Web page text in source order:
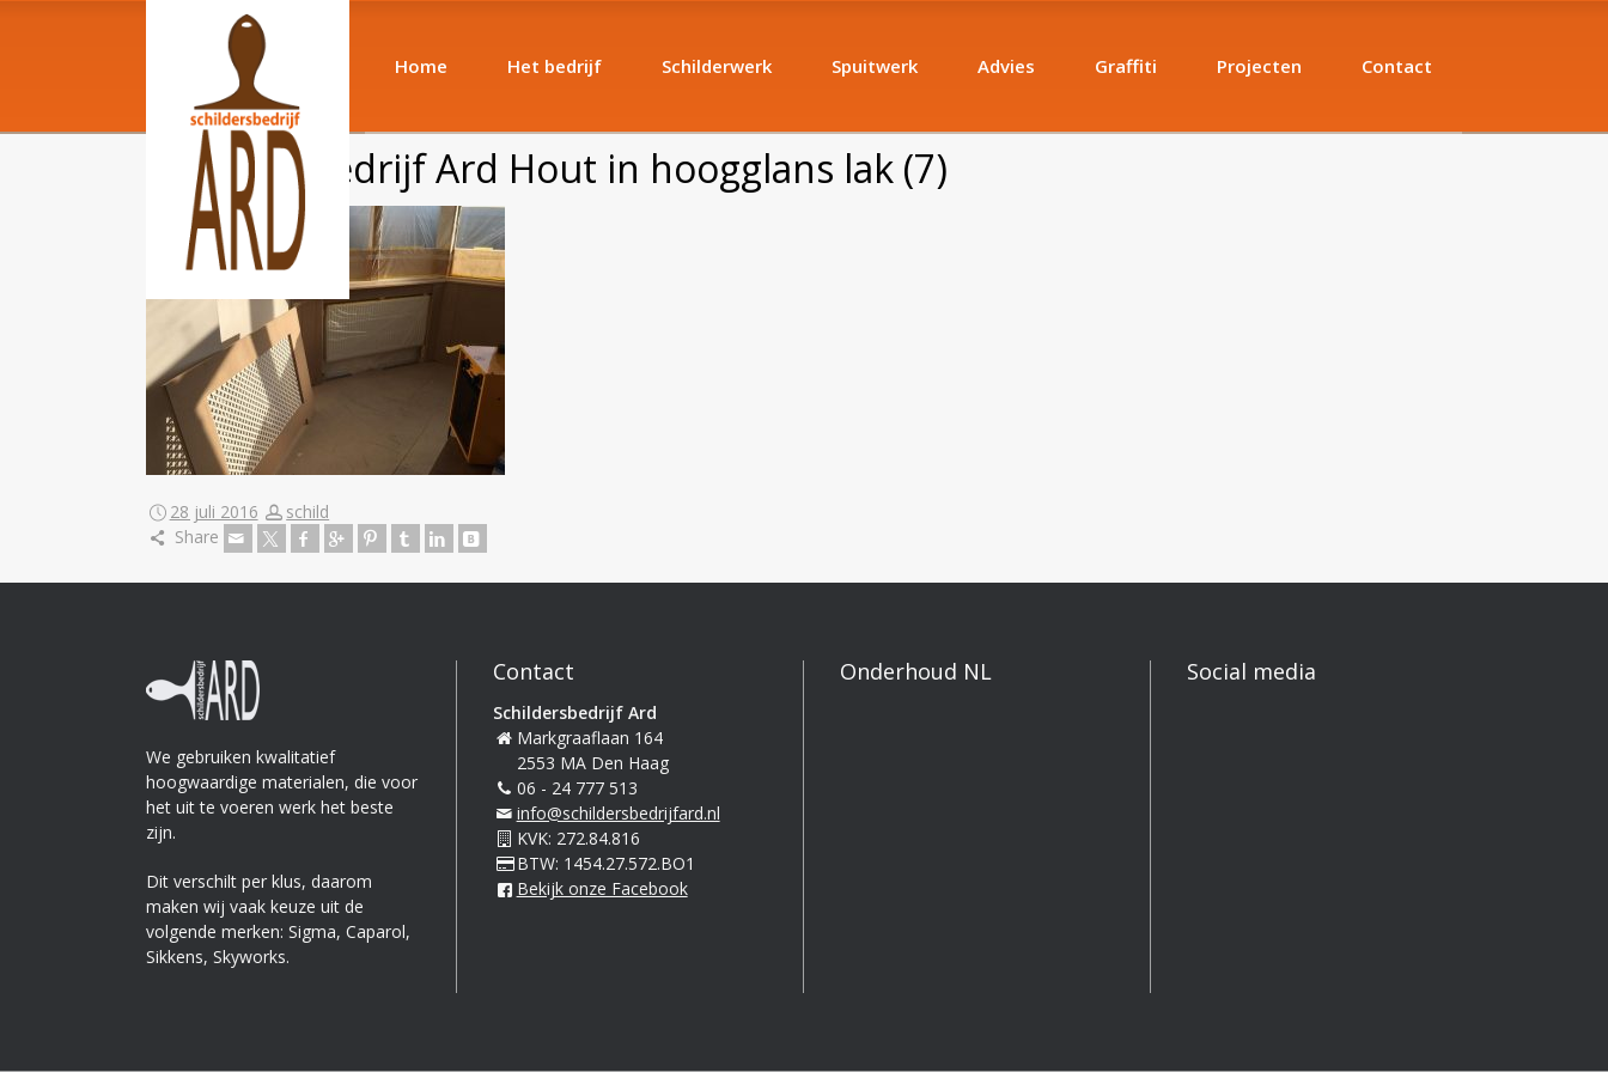
Home Het bedrijf Schilderwerk Spuitwerk Advies Graffiti Projecten Contact
Schildersbedrijf Ard Hout in hoogglans lak (7)
28 juli 2016
schild
Share
We gebruiken kwalitatief
hoogwaardige materialen, die voor
het uit te voeren werk het beste
zijn.
Dit verschilt per klus, daarom
maken wij vaak keuze uit de
volgende merken: Sigma, Caparol,
Sikkens, Skyworks.
Contact
Schildersbedrijf Ard
Markgraaflaan 164
2553 MA Den Haag
06 - 24 777 513
info@schildersbedrijfard.nl
KVK: 272.84.816
BTW: 1454.27.572.BO1
Bekijk onze Facebook
Onderhoud NL Social media